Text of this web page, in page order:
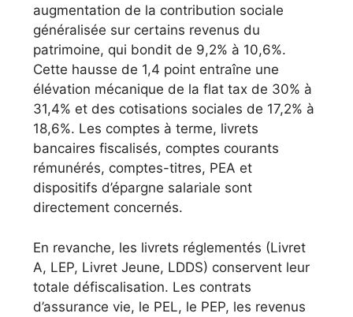
augmentation de la contribution sociale
généralisée sur certains revenus du
patrimoine, qui bondit de 9,2% à 10,6%.
Cette hausse de 1,4 point entraîne une
élévation mécanique de la flat tax de 30% à
31,4% et des cotisations sociales de 17,2% à
18,6%. Les comptes à terme, livrets
bancaires fiscalisés, comptes courants
rémunérés, comptes-titres, PEA et
dispositifs d’épargne salariale sont
directement concernés.
En revanche, les livrets réglementés (Livret
A, LEP, Livret Jeune, LDDS) conservent leur
totale défiscalisation. Les contrats
d’assurance vie, le PEL, le PEP, les revenus